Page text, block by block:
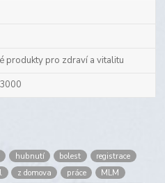
produkty pro zdraví a vitalitu
hubnutí bolest
registrace
z domova práce
MLM